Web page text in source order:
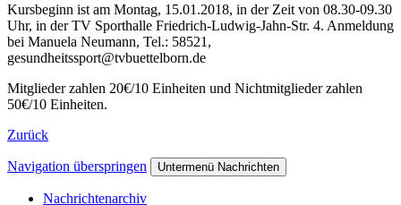
Kursbeginn ist am Montag, 15.01.2018, in der Zeit von 08.30-09.30
Uhr, in der TV Sporthalle Friedrich-Ludwig-Jahn-Str. 4. Anmeldung
bei Manuela Neumann, Tel.: 58521,
gesundheitssport@tvbuettelborn.de
Mitglieder zahlen 20€/10 Einheiten und Nichtmitglieder zahlen
50€/10 Einheiten.
Zurück
Navigation überspringen Untermenü Nachrichten
Nachrichtenarchiv